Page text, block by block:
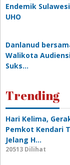
Endemik
UHO
Danlanud
Walikota
Suks…
Trending
Hari Kelima,
Pemkot Kendari
Jelang H…
20513 Dilihat